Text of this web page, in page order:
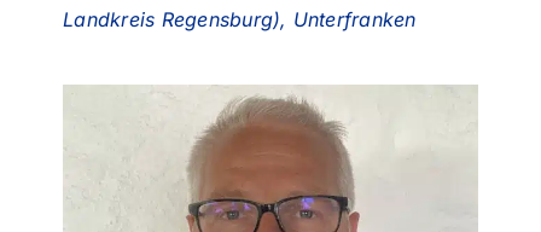
Landkreis Regensburg), Unterfranken